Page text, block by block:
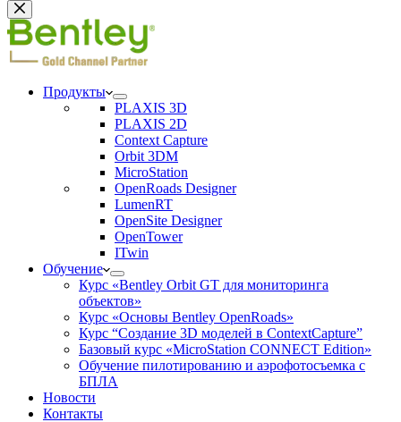
Продукты
PLAXIS 3D
PLAXIS 2D
Context Capture
Orbit 3DM
MicroStation
OpenRoads Designer
LumenRT
OpenSite Designer
OpenTower
ITwin
Обучение
Курс «Bentley Orbit GT для мониторинга
объектов»
Курс «Основы Bentley OpenRoads»
Курс “Создание 3D моделей в ContextCapture”
Базовый курс «MicroStation CONNECT Edition»
Обучение пилотированию и аэрофотосъемка с
БПЛА
Новости
Контакты